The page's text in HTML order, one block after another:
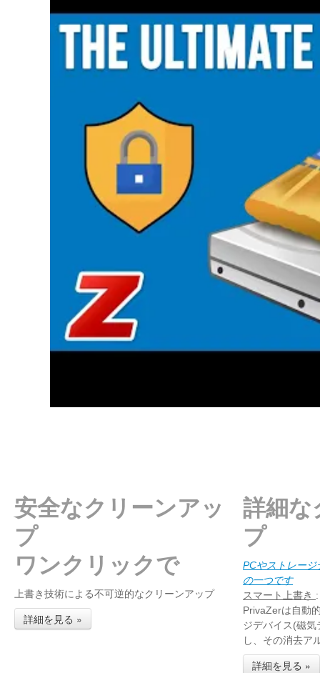
安全なクリーンアッ
プ
ワンクリックで
上書き技術による不可逆的なクリーンアップ
詳細を見る »
詳細
プ
PCやストレー
の一つです
スマート上書き :
PrivaZerは自動
ジデバイス(磁
し、その消去ア
詳細を見る »